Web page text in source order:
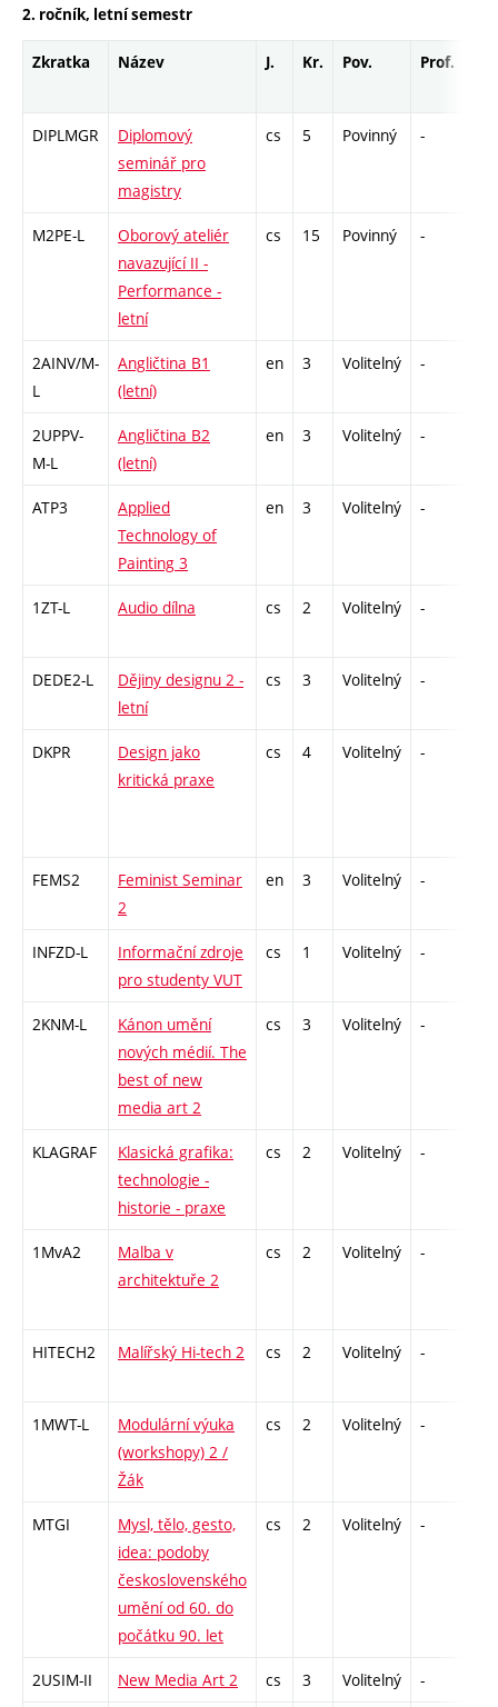
2. ročník, letní semestr
Zkratka Název J. Kr. Pov. Prof.
DIPLMGR
Diplomový
seminář pro
magistry
cs 5 Povinný -
M2PE-L
Oborový ateliér
navazující II -
Performance -
letní
cs 15 Povinný -
2AINV/M-
L
Angličtina B1
(letní)
en 3 Volitelný -
2UPPV-
M-L
Angličtina B2
(letní)
en 3 Volitelný -
ATP3
Applied
Technology of
Painting 3
en 3 Volitelný -
1ZT-L Audio dílna cs 2 Volitelný -
DEDE2-L
Dějiny designu 2 -
letní
cs 3 Volitelný -
DKPR
Design jako
kritická praxe
cs 4 Volitelný -
FEMS2
Feminist Seminar
2
en 3 Volitelný -
INFZD-L
Informační zdroje
pro studenty VUT
cs 1 Volitelný -
2KNM-L
Kánon umění
nových médií. The
best of new
media art 2
cs 3 Volitelný -
KLAGRAF
Klasická grafika:
technologie -
historie - praxe
cs 2 Volitelný -
1MvA2
Malba v
architektuře 2
cs 2 Volitelný -
HITECH2 Malířský Hi-tech 2 cs 2 Volitelný -
1MWT-L
Modulární výuka
(workshopy) 2 /
Žák
cs 2 Volitelný -
MTGI
Mysl, tělo, gesto,
idea: podoby
československého
umění od 60. do
počátku 90. let
cs 2 Volitelný -
2USIM-II New Media Art 2 cs 3 Volitelný -